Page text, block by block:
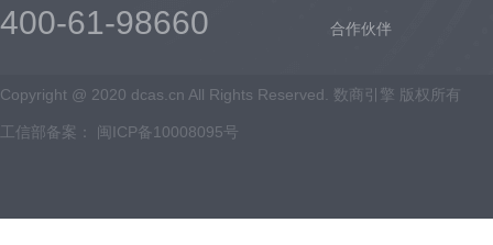
400-61-98660 合作伙伴
Copyright @ 2020 dcas.cn All Rights Reserved. 数商引擎 版权所有
工信部备案： 闽ICP备10008095号